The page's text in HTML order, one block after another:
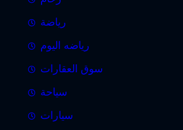
رياضة
رياضه اليوم
سوق العقارات
سياحة
سيارات